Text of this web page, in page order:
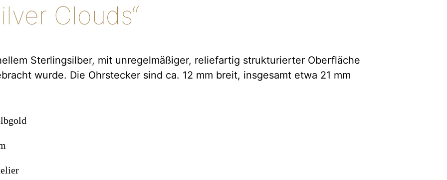
Clouds“
Sterlingsilber, mit unregelmäßiger, reliefartig strukturierter Oberfläche
wurde. Die Ohrstecker sind ca. 12 mm breit, insgesamt etwa 21 mm